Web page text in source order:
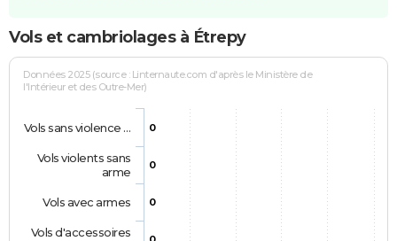
Vols et cambriolages à Étrepy
Données 2025 (source : Linternaute.com d'après le Ministère de
l'Intérieur et des Outre-Mer)
0
0
0
Vols sans violence …
Vols violents sans
arme
Vols avec armes
Vols d'accessoires